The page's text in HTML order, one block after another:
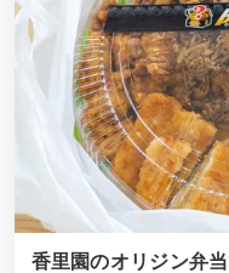
香里園のオリジン弁